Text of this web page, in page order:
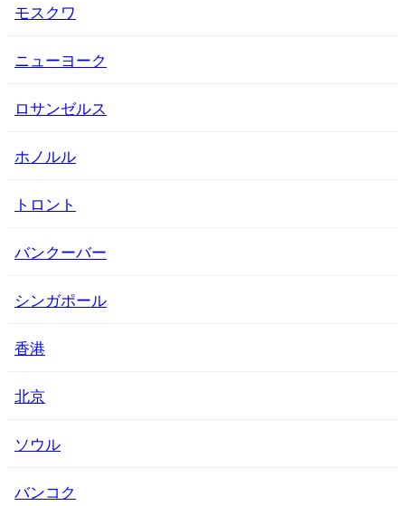
モスクワ
ニューヨーク
ロサンゼルス
ホノルル
トロント
バンクーバー
シンガポール
香港
北京
ソウル
バンコク